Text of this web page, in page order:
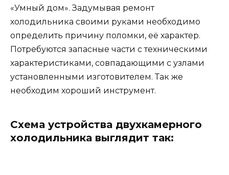
«Умный дом». Задумывая ремонт
холодильника своими руками необходимо
определить причину поломки, её характер.
Потребуются запасные части с техническими
характеристиками, совпадающими с узлами
установленными изготовителем. Так же
необходим хороший инструмент.
Схема устройства двухкамерного
холодильника выглядит так: